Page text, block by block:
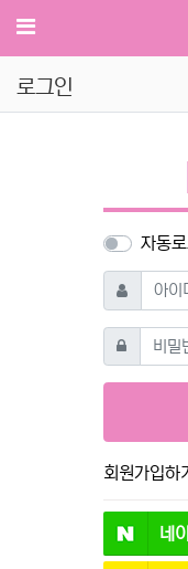
메뉴
로그인
자동
아이디 필수
비밀번호필
회원가입하기
네